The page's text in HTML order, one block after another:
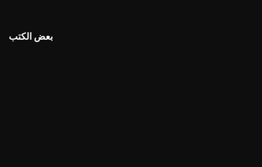
بعض الكتب